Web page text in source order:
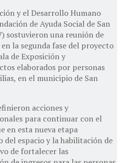
y el Desarrollo Humano
de Ayuda Social de San
sostuvieron una reunión de
la segunda fase del proyecto
de Exposición y
elaborados por personas
en el municipio de San
acciones y
para continuar con el
en esta nueva etapa
espacio y la habilitación de
de fortalecer las